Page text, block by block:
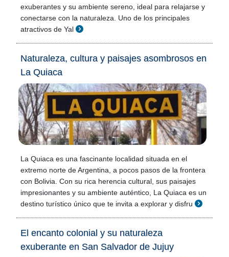
exuberantes y su ambiente sereno, ideal para relajarse y
conectarse con la naturaleza. Uno de los principales
atractivos de Yal
Naturaleza, cultura y paisajes asombrosos en
La Quiaca
La Quiaca es una fascinante localidad situada en el
extremo norte de Argentina, a pocos pasos de la frontera
con Bolivia. Con su rica herencia cultural, sus paisajes
impresionantes y su ambiente auténtico, La Quiaca es un
destino turístico único que te invita a explorar y disfru
El encanto colonial y su naturaleza
exuberante en San Salvador de Jujuy